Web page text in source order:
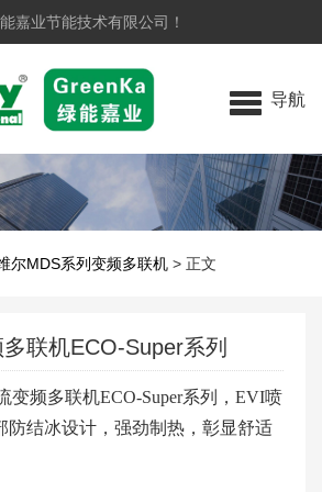
嘉业节能技术有限公司！
导航
尔MDS系列变频多联机 > 正文
联机ECO-Super系列
变频多联机ECO-Super系列，EVI喷
防结冰设计，强劲制热，彰显舒适